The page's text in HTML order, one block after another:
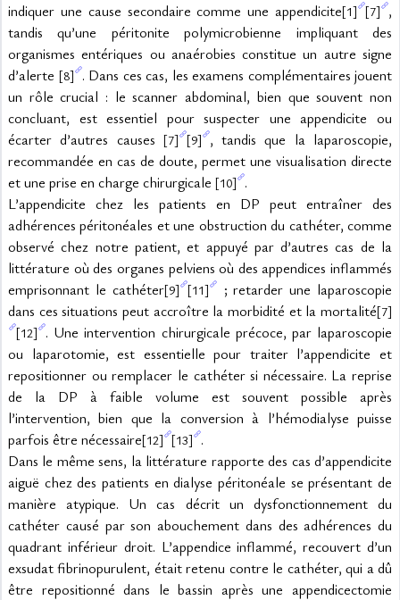
indiquer une cause secondaire comme une appendicite[1] [7] ,
tandis qu’une péritonite polymicrobienne impliquant des
organismes entériques ou anaérobies constitue un autre signe
d’alerte [8] . Dans ces cas, les examens complémentaires jouent
un rôle crucial : le scanner abdominal, bien que souvent non
concluant, est essentiel pour suspecter une appendicite ou
écarter d’autres causes [7] [9] , tandis que la laparoscopie,
recommandée en cas de doute, permet une visualisation directe
et une prise en charge chirurgicale [10] .
L’appendicite chez les patients en DP peut entraîner des
adhérences péritonéales et une obstruction du cathéter, comme
observé chez notre patient, et appuyé par d’autres cas de la
littérature où des organes pelviens où des appendices inflammés
emprisonnant le cathéter[9] [11] ; retarder une laparoscopie
dans ces situations peut accroître la morbidité et la mortalité[7]
[12] . Une intervention chirurgicale précoce, par laparoscopie
ou laparotomie, est essentielle pour traiter l’appendicite et
repositionner ou remplacer le cathéter si nécessaire. La reprise
de la DP à faible volume est souvent possible après
l’intervention, bien que la conversion à l’hémodialyse puisse
parfois être nécessaire[12] [13] .
Dans le même sens, la littérature rapporte des cas d’appendicite
aiguë chez des patients en dialyse péritonéale se présentant de
manière atypique. Un cas décrit un dysfonctionnement du
cathéter causé par son abouchement dans des adhérences du
quadrant inférieur droit. L’appendice inflammé, recouvert d’un
exsudat fibrinopurulent, était retenu contre le cathéter, qui a dû
être repositionné dans le bassin après une appendicectomie